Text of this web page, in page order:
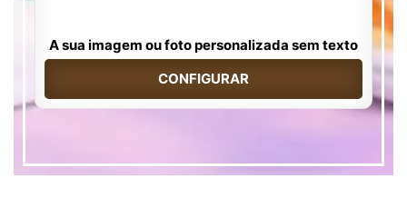
A sua imagem ou foto personalizada sem texto
CONFIGURAR